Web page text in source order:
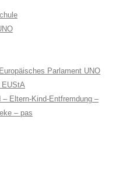
Parlament UNO
EUStA
Eltern-Kind-Entfremdung –
– pas